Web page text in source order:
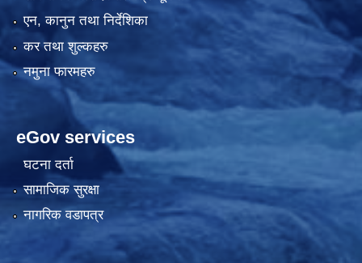
एन, कानुन तथा निर्देशिका
कर तथा शुल्कहरु
नमुना फारमहरु
eGov services
घटना दर्ता
सामाजिक सुरक्षा
नागरिक वडापत्र